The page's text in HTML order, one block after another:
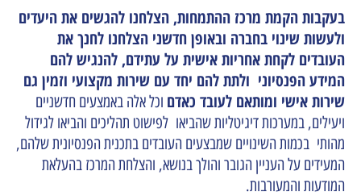
בעקבות הקמת מרכז ההתמחות, הצלחנו להגשים את היעדים
ולעשות שינוי בחברה ובאופן חדשני הצלחנו לחנך את
העובדים לקחת אחריות אישית על עתידם, להנגיש להם
המידע הפנסיוני ולתת להם יחד עם שירות מקצועי וזמין גם
שירות אישי ומותאם לעובד כאדם וכל אלה באמצעים חדשניים
ויעילים, במערכות דיגיטליות שהביאו לפישוט תהליכים והביאו לגידול
מהותי בכמות השינויים שמבצעים העובדים בתכנית הפנסיונית שלהם,
המעידים על העניין הגובר והולך בנושא, והצלחת המרכז בהעלאת
המודעות והמעורבות.